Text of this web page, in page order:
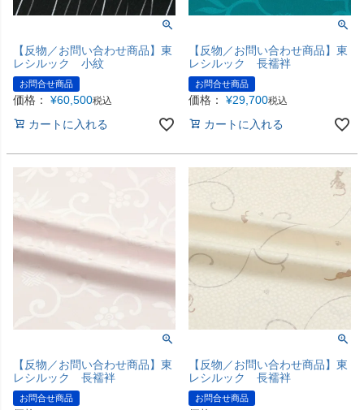
【反物／お問い合わせ商品】東
レシルック 小紋
お問合せ商品
価格： ¥60,500税込
カートに入れる
【反物／お問い合わせ商品】東
レシルック 長襦袢
お問合せ商品
価格： ¥29,700税込
カートに入れる
【反物／お問い合わせ商品】東
レシルック 長襦袢
お問合せ商品
【反物／お問い合わせ商品】東
レシルック 長襦袢
お問合せ商品